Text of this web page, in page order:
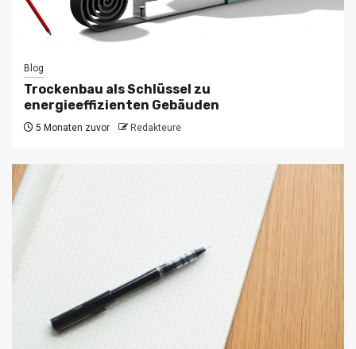
Blog
Trockenbau als Schlüssel zu
energieeffizienten Gebäuden
5 Monaten zuvor Redakteure